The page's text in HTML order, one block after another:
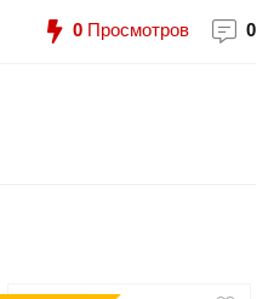
0 Просмотров 0